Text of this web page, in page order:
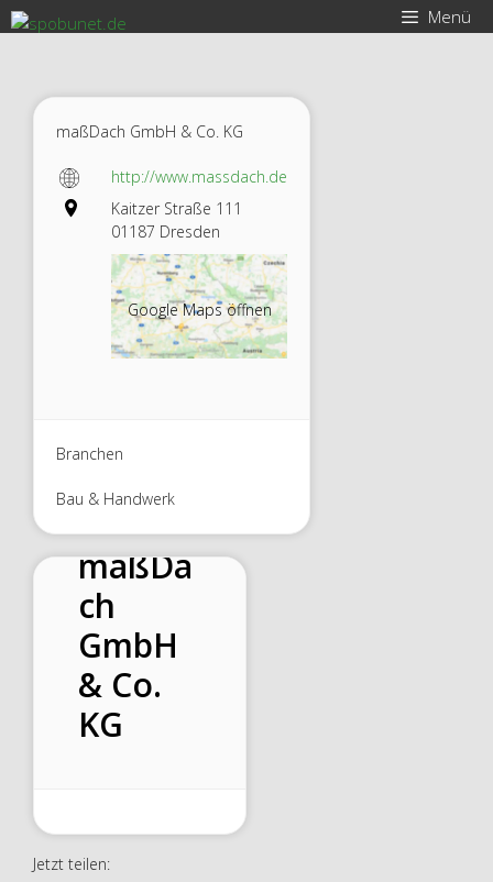
Zum
Inhalt
Menü
maßDach GmbH & Co. KG
http://www.massdach.de
Kaitzer Straße 111
01187 Dresden
Google Maps öffnen
Branchen
Bau & Handwerk
maßDa
ch
GmbH
& Co.
KG
Jetzt teilen: